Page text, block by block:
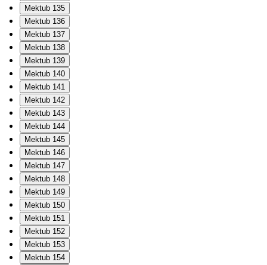
Mektub 135
Mektub 136
Mektub 137
Mektub 138
Mektub 139
Mektub 140
Mektub 141
Mektub 142
Mektub 143
Mektub 144
Mektub 145
Mektub 146
Mektub 147
Mektub 148
Mektub 149
Mektub 150
Mektub 151
Mektub 152
Mektub 153
Mektub 154